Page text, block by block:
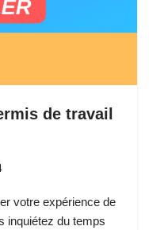
de travail
votre expérience de
inquiétez du temps